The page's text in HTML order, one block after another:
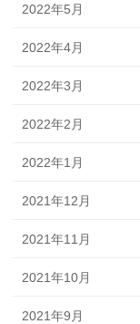
2022年5月
2022年4月
2022年3月
2022年2月
2022年1月
2021年12月
2021年11月
2021年10月
2021年9月